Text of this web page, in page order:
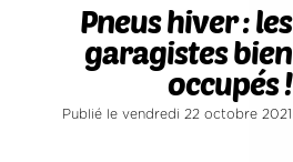
Pneus hiver : les
garagistes bien
occupés !
Publié le vendredi 22 octobre 2021